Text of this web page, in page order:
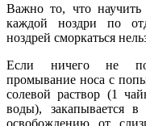
Важно то, что научить
каждой ноздри по
ноздрей сморкаться
Если ничего не
промывание носа с
солевой раствор (1
воды), закапывается
освобождению от